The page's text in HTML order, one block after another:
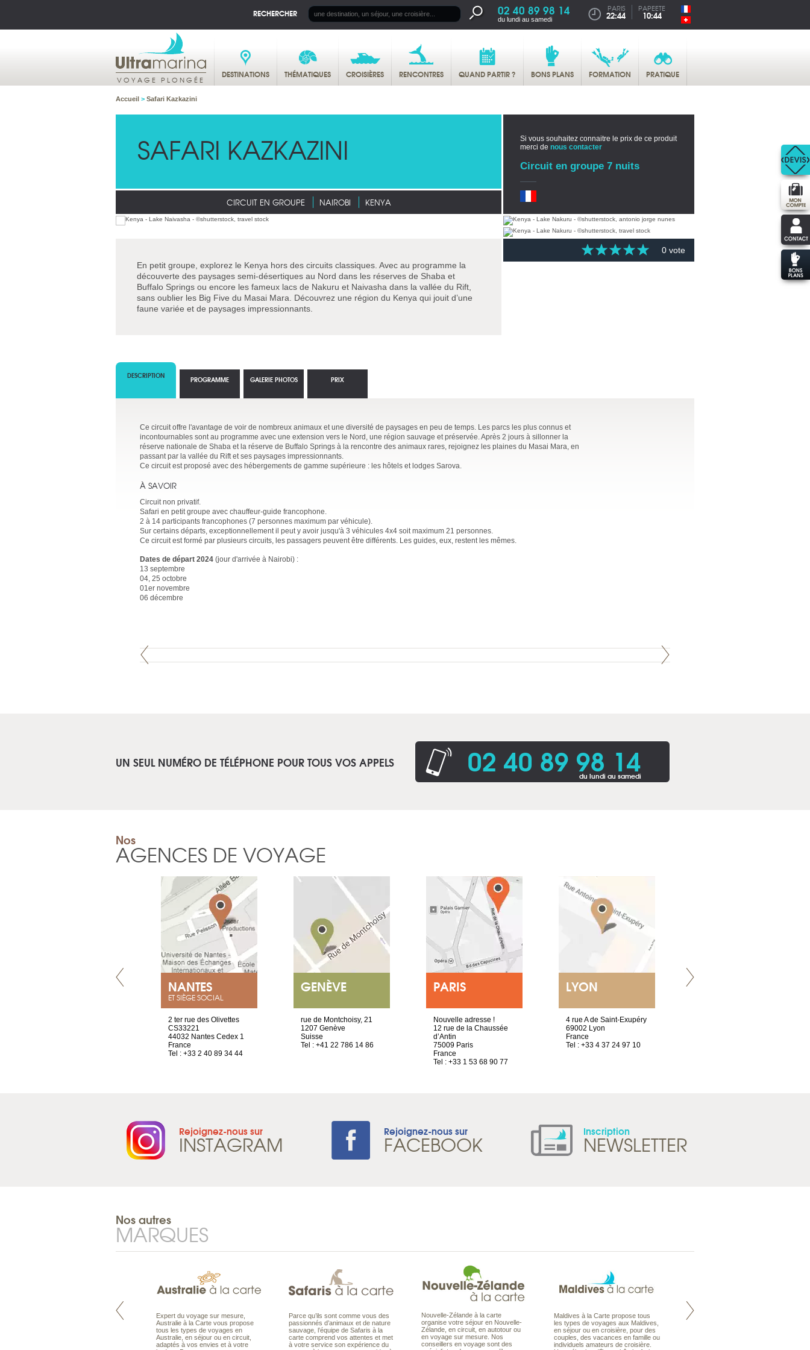
RECHERCHER 02 40 89 98 14
du lundi au samedi
PARIS
22:44
PAPEETE
10:44
VOYAGE PLONGÉE DESTINATIONS THÉMATIQUES CROISIÈRES RENCONTRES QUAND PARTIR ? BONS PLANS FORMATION PRATIQUE
Accueil > Safari Kazkazini
SAFARI KAZKAZINI
CIRCUIT EN GROUPE NAIROBI KENYA
Si vous souhaitez connaitre le prix de ce produit
merci de nous contacter
Circuit en groupe 7 nuits
En petit groupe, explorez le Kenya hors des circuits classiques. Avec au programme la
découverte des paysages semi-désertiques au Nord dans les réserves de Shaba et
Buffalo Springs ou encore les fameux lacs de Nakuru et Naivasha dans la vallée du Rift,
sans oublier les Big Five du Masai Mara. Découvrez une région du Kenya qui jouit d’une
faune variée et de paysages impressionnants.
0 vote
DESCRIPTION
Ce circuit offre l'avantage de voir de nombreux animaux et une diversité de paysages en peu de temps. Les parcs les plus connus et
incontournables sont au programme avec une extension vers le Nord, une région sauvage et préservée. Après 2 jours à sillonner la
réserve nationale de Shaba et la réserve de Buffalo Springs à la rencontre des animaux rares, rejoignez les plaines du Masai Mara, en
passant par la vallée du Rift et ses paysages impressionnants.
Ce circuit est proposé avec des hébergements de gamme supérieure : les hôtels et lodges Sarova.
À SAVOIR
Circuit non privatif.
Safari en petit groupe avec chauffeur-guide francophone.
2 à 14 participants francophones (7 personnes maximum par véhicule).
Sur certains départs, exceptionnellement il peut y avoir jusqu'à 3 véhicules 4x4 soit maximum 21 personnes.
Ce circuit est formé par plusieurs circuits, les passagers peuvent être différents. Les guides, eux, restent les mêmes.
Dates de départ 2024 (jour d'arrivée à Nairobi) :
13 septembre
04, 25 octobre
01er novembre
06 décembre
PROGRAMME GALERIE PHOTOS PRIX
UN SEUL NUMÉRO DE TÉLÉPHONE POUR TOUS VOS APPELS 02 40 89 98 14
du lundi au samedi
Nos
AGENCES DE VOYAGE
NANTES
ET SIÈGE SOCIAL
2 ter rue des Olivettes
CS33221
44032 Nantes Cedex 1
France
Tel : +33 2 40 89 34 44
GENÈVE
rue de Montchoisy, 21
1207 Genève
Suisse
Tel : +41 22 786 14 86
PARIS
Nouvelle adresse !
12 rue de la Chaussée
d’Antin
75009 Paris
France
Tel : +33 1 53 68 90 77
LYON
4 rue A de Saint-Exupéry
69002 Lyon
France
Tel : +33 4 37 24 97 10
Rejoignez-nous sur
INSTAGRAM Rejoignez-nous sur
FACEBOOK Inscription
NEWSLETTER
Nos autres
MARQUES
Pacifique à la carte est le spécialiste
Expert du voyage sur mesure,
Australie à la Carte vous propose
tous les types de voyages en
Australie, en séjour ou en circuit,
adaptés à vos envies et à votre
Parce qu’ils sont comme vous des
passionnés d’animaux et de nature
sauvage, l’équipe de Safaris à la
carte comprend vos attentes et met
à votre service son expérience du
Nouvelle-Zélande à la carte
organise votre séjour en Nouvelle-
Zélande, en circuit, en autotour ou
en voyage sur mesure. Nos
conseillers en voyage sont des
Maldives à la Carte propose tous
les types de voyages aux Maldives,
en séjour ou en croisière, pour des
couples, des vacances en famille ou
individuels amateurs de croisière.
Notre site Odyssee est un portail